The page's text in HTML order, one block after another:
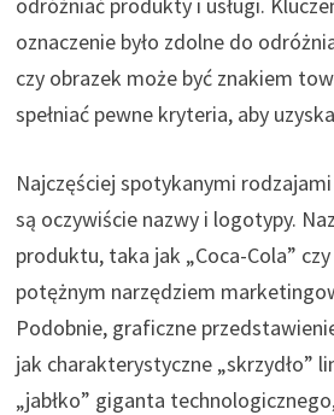
oznaczenie było zdolne do
czy obrazek może być znakiem
spełniać pewne kryteria, aby
Najczęściej spotykanymi
są oczywiście nazwy i logotypy.
produktu, taka jak „Coca-Cola”
potężnym narzędziem
Podobnie, graficzne
jak charakterystyczne „skrzydło”
„jabłko” giganta